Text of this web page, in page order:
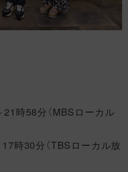
21時58分（MBSローカル
時30分（TBSローカル放